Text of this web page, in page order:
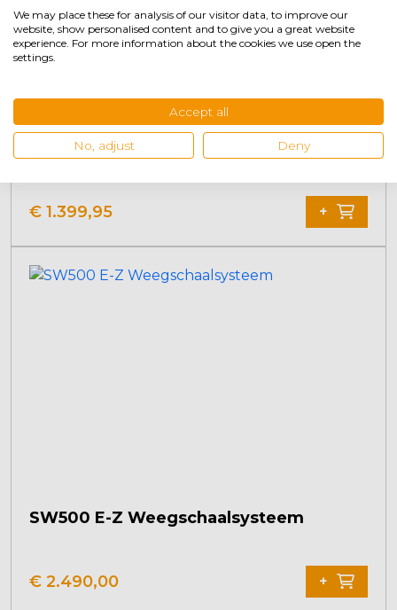
Weegschalen Digitaal Auto
€ 1.399,95 +
SW500 E-Z Weegschaalsysteem
€ 2.490,00 +
We may place these for analysis of our visitor data, to improve our
website, show personalised content and to give you a great website
experience. For more information about the cookies we use open the
settings.
Accept all
No, adjust Deny